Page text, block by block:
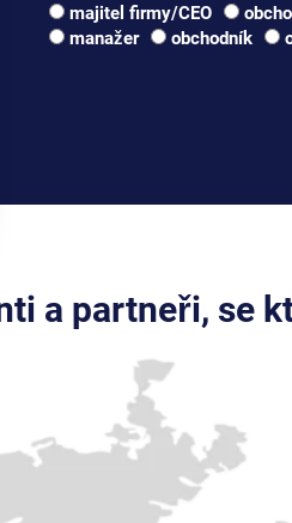
majitel firmy/CEO
manažer
obchodník
a partneři, se